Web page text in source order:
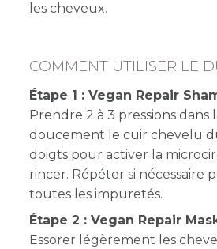
les cheveux.
COMMENT UTILISER LE
Étape 1 : Vegan Repair
Prendre 2 à 3 pressions dans
doucement le cuir chevelu
doigts pour activer la
rincer. Répéter si nécessaire
toutes les impuretés.
Étape 2 : Vegan Repair
Essorer légèrement les